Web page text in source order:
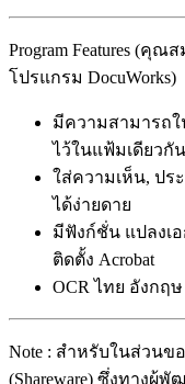
Program Features (คุ
โปรแกรม DocuWorks)
มีความสามารถ
ไว้ในแฟ้มเดียวกั
ใส่ความเห็น, ปร
ได้ง่ายดาย
มีฟังก์ชั่น แปลงเ
ติดตั้ง Acrobat
OCR ไทย อังกฤ
Note : สำหรับในส่วน
(Shareware) ซึ่งทางผู้พั